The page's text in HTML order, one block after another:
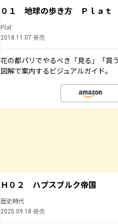
０１ 地球の歩き方 Ｐｌａｔ
Plat
2018.11.07 発売
花の都パリでやるべき「見る」「買
図解で案内するビジュアルガイド。
Ｈ０２ ハプスブルク帝国
歴史時代
2025.09.18 発売